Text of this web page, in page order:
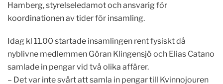
Hamberg, styrelseledamot och ansvarig för
koordinationen av tider för insamling.
Idag kl 11.00 startade insamlingen rent fysiskt då
nyblivne medlemmen Göran Klingensjö och Elias Catano
samlade in pengar vid två olika affärer.
– Det var inte svårt att samla in pengar till Kvinnojouren